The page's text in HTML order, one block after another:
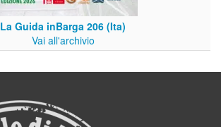
La Guida inBarga 206 (Ita)
Vai all'archivio